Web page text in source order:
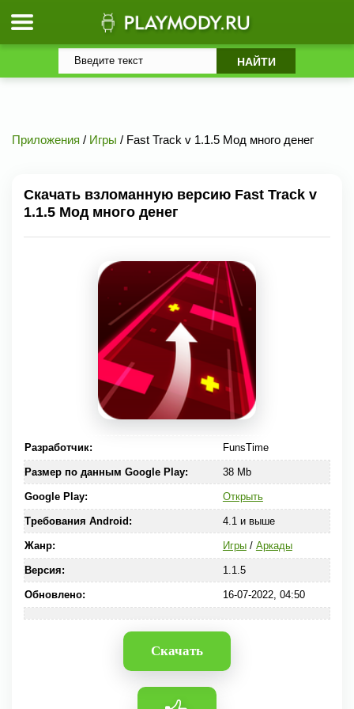
Приложения / Игры / Fast Track v 1.1.5 Мод много денег
Скачать взломанную версию Fast Track v
1.1.5 Мод много денег
Разработчик: FunsTime
Размер по данным Google Play: 38 Mb
Google Play: Открыть
Требования Android: 4.1 и выше
Жанр: Игры/ Аркады
Версия: 1.1.5
Обновлено: 16-07-2022, 04:50
Скачать